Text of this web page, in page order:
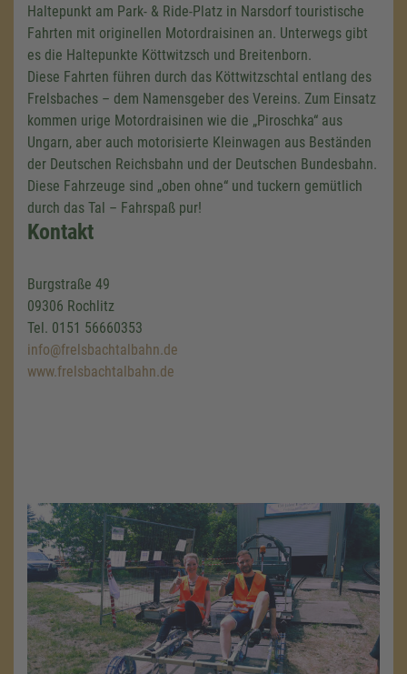
Haltepunkt am Park- & Ride-Platz in Narsdorf touristische
Fahrten mit originellen Motordraisinen an. Unterwegs gibt
es die Haltepunkte Köttwitzsch und Breitenborn.
Diese Fahrten führen durch das Köttwitzschtal entlang des
Frelsbaches – dem Namensgeber des Vereins. Zum Einsatz
kommen urige Motordraisinen wie die „Piroschka“ aus
Ungarn, aber auch motorisierte Kleinwagen aus Beständen
der Deutschen Reichsbahn und der Deutschen Bundesbahn.
Diese Fahrzeuge sind „oben ohne“ und tuckern gemütlich
durch das Tal – Fahrspaß pur!
Kontakt
Burgstraße 49
09306 Rochlitz
Tel. 0151 56660353
info@frelsbachtalbahn.de
www.frelsbachtalbahn.de